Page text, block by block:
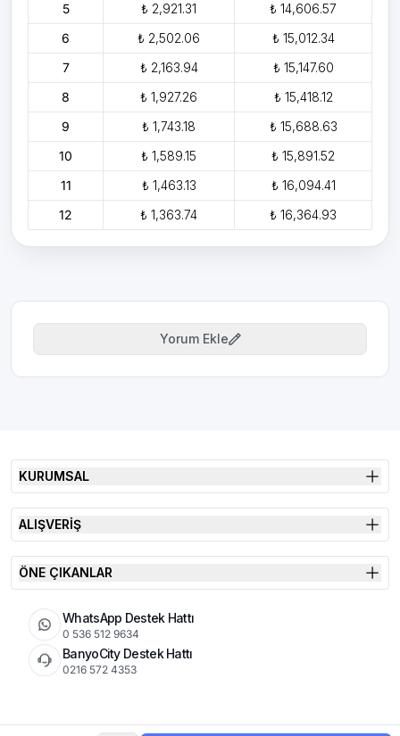
5
₺ 2,921.31
₺ 14,606.57
6
₺ 2,502.06
₺ 15,012.34
7
₺ 2,163.94
₺ 15,147.60
8
₺ 1,927.26
₺ 15,418.12
9
₺ 1,743.18
₺ 15,688.63
10
₺ 1,589.15
₺ 15,891.52
11
₺ 1,463.13
₺ 16,094.41
12
₺ 1,363.74 ₺ 16,364.93
Yorum Ekle
KURUMSAL
ALIŞVERİŞ
ÖNE ÇIKANLAR
WhatsApp Destek Hattı
0 536 512 9634
BanyoCity Destek Hattı
0216 572 4353